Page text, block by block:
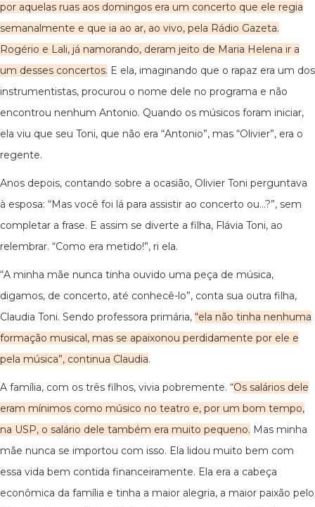
por aquelas ruas aos domingos era um concerto que ele regia
semanalmente e que ia ao ar, ao vivo, pela Rádio Gazeta.
Rogério e Lali, já namorando, deram jeito de Maria Helena ir a
um desses concertos. E ela, imaginando que o rapaz era um dos
instrumentistas, procurou o nome dele no programa e não
encontrou nenhum Antonio. Quando os músicos foram iniciar,
ela viu que seu Toni, que não era “Antonio”, mas “Olivier”, era o
regente.
Anos depois, contando sobre a ocasião, Olivier Toni perguntava
à esposa: “Mas você foi lá para assistir ao concerto ou…?”, sem
completar a frase. E assim se diverte a filha, Flávia Toni, ao
relembrar. “Como era metido!”, ri ela.
“A minha mãe nunca tinha ouvido uma peça de música,
digamos, de concerto, até conhecê-lo”, conta sua outra filha,
Claudia Toni. Sendo professora primária, “ela não tinha nenhuma
formação musical, mas se apaixonou perdidamente por ele e
pela música”, continua Claudia.
A família, com os três filhos, vivia pobremente. “Os salários dele
eram mínimos como músico no teatro e, por um bom tempo,
na USP, o salário dele também era muito pequeno. Mas minha
mãe nunca se importou com isso. Ela lidou muito bem com
essa vida bem contida financeiramente. Ela era a cabeça
econômica da família e tinha a maior alegria, a maior paixão pelo